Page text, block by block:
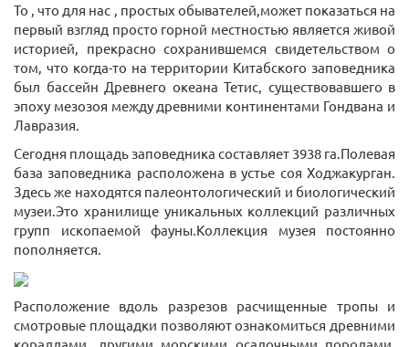
То , что для нас , простых обывателей,может показаться на
первый взгляд просто горной местностью является живой
историей, прекрасно сохранившемся свидетельством о
том, что когда-то на территории Китабского заповедника
был бассейн Древнего океана Тетис, существовавшего в
эпоху мезозоя между древними континентами Гондвана и
Лавразия.
Сегодня площадь заповедника составляет 3938 га.Полевая
база заповедника расположена в устье соя Ходжакурган.
Здесь же находятся палеонтологический и биологический
музеи.Это хранилище уникальных коллекций различных
групп ископаемой фауны.Коллекция музея постоянно
пополняется.
Расположение вдоль разрезов расчищенные тропы и
смотровые площадки позволяют ознакомиться древними